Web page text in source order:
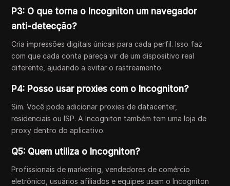
P3: O que torna o Incogniton um navegador
anti-detecção?
Cria impressões digitais únicas para cada perfil. Isso faz
com que cada conta pareça vir de um dispositivo real
diferente, ajudando a evitar o rastreamento.
P4: Posso usar proxies com o Incogniton?
Sim. Você pode adicionar proxies de datacenter,
residenciais ou ISP. A Incogniton também tem uma loja de
proxy dentro do aplicativo.
Q5: Quem utiliza o Incogniton?
Profissionais de marketing, vendedores de comércio
eletrônico, usuários afiliados e equipes usam o Incogniton